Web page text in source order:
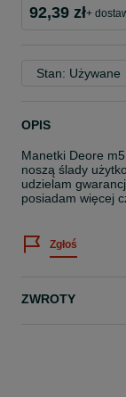
92,39 zł+
Stan: Używane
OPIS
Manetki Deore
noszą ślady
udzielam
posiadam więcej
Zgłoś
ZWROTY